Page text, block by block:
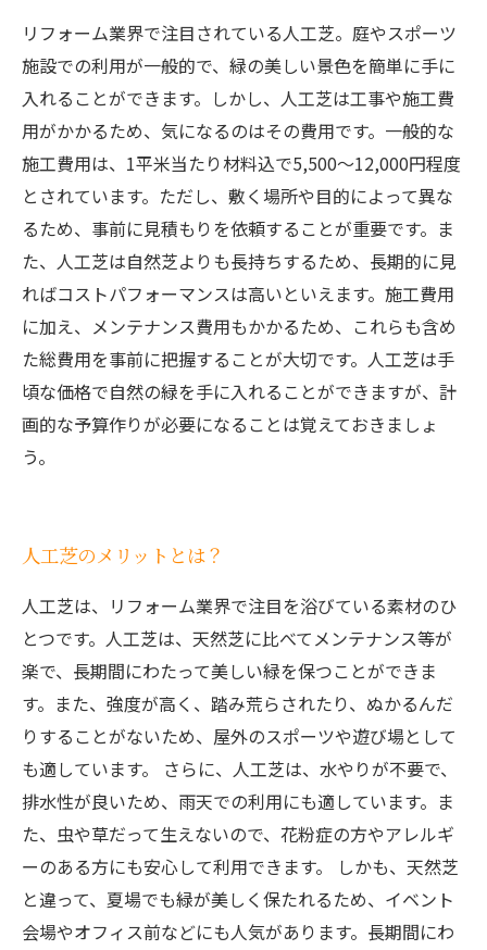
リフォーム業界で注目されている人工芝。庭やスポーツ
施設での利用が一般的で、緑の美しい景色を簡単に手に
入れることができます。しかし、人工芝は工事や施工費
用がかかるため、気になるのはその費用です。一般的な
施工費用は、1平米当たり材料込で5,500～12,000円程度
とされています。ただし、敷く場所や目的によって異な
るため、事前に見積もりを依頼することが重要です。ま
た、人工芝は自然芝よりも長持ちするため、長期的に見
ればコストパフォーマンスは高いといえます。施工費用
に加え、メンテナンス費用もかかるため、これらも含め
た総費用を事前に把握することが大切です。人工芝は手
頃な価格で自然の緑を手に入れることができますが、計
画的な予算作りが必要になることは覚えておきましょ
う。
人工芝のメリットとは？
人工芝は、リフォーム業界で注目を浴びている素材のひ
とつです。人工芝は、天然芝に比べてメンテナンス等が
楽で、長期間にわたって美しい緑を保つことができま
す。また、強度が高く、踏み荒らされたり、ぬかるんだ
りすることがないため、屋外のスポーツや遊び場として
も適しています。 さらに、人工芝は、水やりが不要で、
排水性が良いため、雨天での利用にも適しています。ま
た、虫や草だって生えないので、花粉症の方やアレルギ
ーのある方にも安心して利用できます。 しかも、天然芝
と違って、夏場でも緑が美しく保たれるため、イベント
会場やオフィス前などにも人気があります。長期間にわ